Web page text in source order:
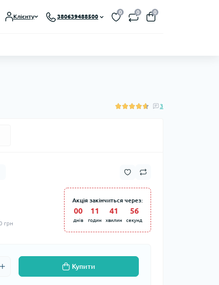
Клієнту 380639488500
0 0 0
3
грн
Акція закінчиться через:
00
днів
11
годин
41
хвилин
55
секунд
Купити